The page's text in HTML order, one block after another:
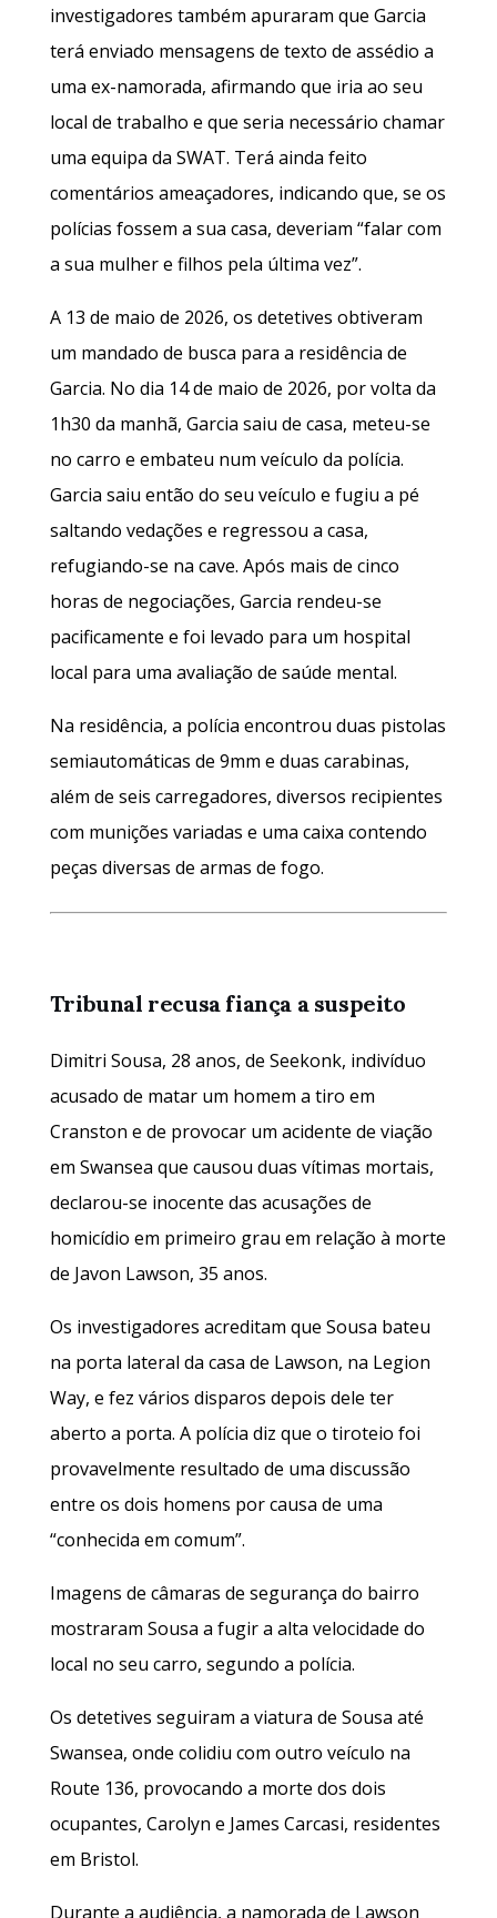
investigadores também apuraram que Garcia
terá enviado mensagens de texto de assédio a
uma ex-namorada, afirmando que iria ao seu
local de trabalho e que seria necessário chamar
uma equipa da SWAT. Terá ainda feito
comentários ameaçadores, indicando que, se os
polícias fossem a sua casa, deveriam “falar com
a sua mulher e filhos pela última vez”.
A 13 de maio de 2026, os detetives obtiveram
um mandado de busca para a residência de
Garcia. No dia 14 de maio de 2026, por volta da
1h30 da manhã, Garcia saiu de casa, meteu-se
no carro e embateu num veículo da polícia.
Garcia saiu então do seu veículo e fugiu a pé
saltando vedações e regressou a casa,
refugiando-se na cave. Após mais de cinco
horas de negociações, Garcia rendeu-se
pacificamente e foi levado para um hospital
local para uma avaliação de saúde mental.
Na residência, a polícia encontrou duas pistolas
semiautomáticas de 9mm e duas carabinas,
além de seis carregadores, diversos recipientes
com munições variadas e uma caixa contendo
peças diversas de armas de fogo.
Tribunal recusa fiança a suspeito
Dimitri Sousa, 28 anos, de Seekonk, indivíduo
acusado de matar um homem a tiro em
Cranston e de provocar um acidente de viação
em Swansea que causou duas vítimas mortais,
declarou-se inocente das acusações de
homicídio em primeiro grau em relação à morte
de Javon Lawson, 35 anos.
Os investigadores acreditam que Sousa bateu
na porta lateral da casa de Lawson, na Legion
Way, e fez vários disparos depois dele ter
aberto a porta. A polícia diz que o tiroteio foi
provavelmente resultado de uma discussão
entre os dois homens por causa de uma
“conhecida em comum”.
Imagens de câmaras de segurança do bairro
mostraram Sousa a fugir a alta velocidade do
local no seu carro, segundo a polícia.
Os detetives seguiram a viatura de Sousa até
Swansea, onde colidiu com outro veículo na
Route 136, provocando a morte dos dois
ocupantes, Carolyn e James Carcasi, residentes
em Bristol.
Durante a audiência, a namorada de Lawson